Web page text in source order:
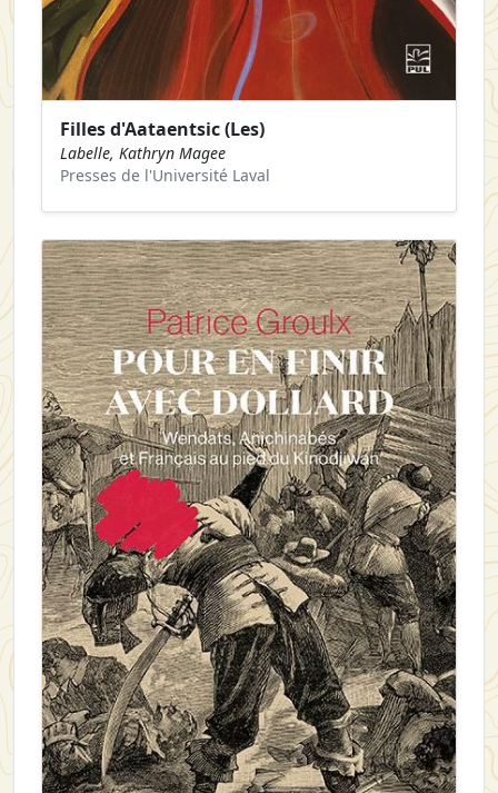
Filles d'Aataentsic (Les)
Labelle, Kathryn Magee
Presses de l'Université Laval